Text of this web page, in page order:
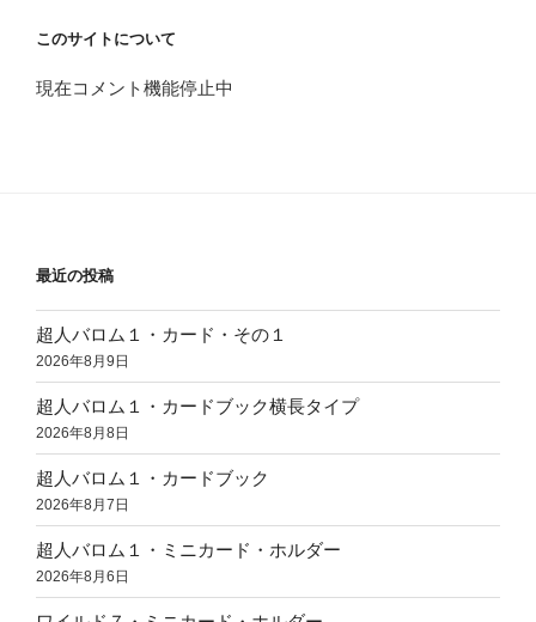
このサイトについて
現在コメント機能停止中
最近の投稿
超人バロム１・カード・その１
2026年8月9日
超人バロム１・カードブック横長タイプ
2026年8月8日
超人バロム１・カードブック
2026年8月7日
超人バロム１・ミニカード・ホルダー
2026年8月6日